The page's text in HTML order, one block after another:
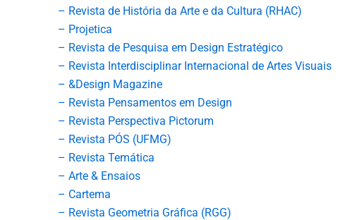
– Revista de História da Arte e da Cultura (RHAC)
– Projetica
– Revista de Pesquisa em Design Estratégico
– Revista Interdisciplinar Internacional de Artes Visuais
– &Design Magazine
– Revista Pensamentos em Design
– Revista Perspectiva Pictorum
– Revista PÓS (UFMG)
– Revista Temática
– Arte & Ensaios
– Cartema
– Revista Geometria Gráfica (RGG)